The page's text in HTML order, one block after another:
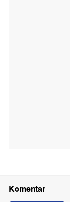
Komentar